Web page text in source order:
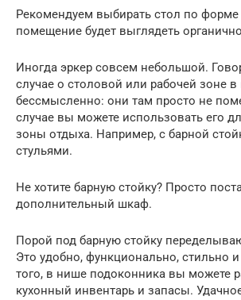
Рекомендуем выбирать стол по форме
помещение будет выглядеть
Иногда эркер совсем небольшой.
случае о столовой или рабочей зоне в
бессмысленно: они там просто не
случае вы можете использовать его
зоны отдыха. Например, с барной
стульями.
Не хотите барную стойку? Просто
дополнительный шкаф.
Порой под барную стойку
Это удобно, функционально, стильно
того, в нише подоконника вы можете
кухонный инвентарь и запасы.